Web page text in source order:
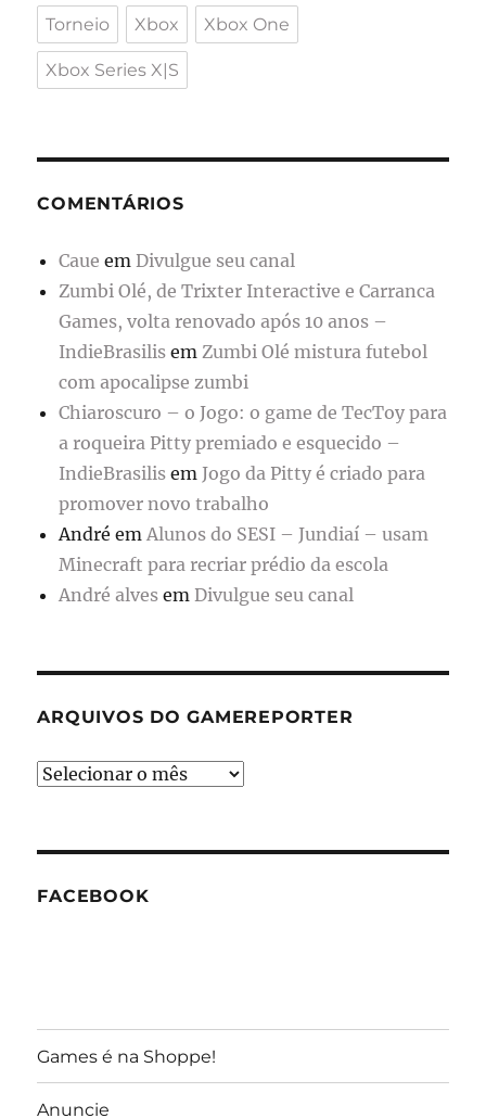
Torneio Xbox Xbox One
Xbox Series X|S
COMENTÁRIOS
Caue emDivulgue seu canal
Zumbi Olé, de Trixter Interactive e Carranca
Games, volta renovado após 10 anos –
IndieBrasilis emZumbi Olé mistura futebol
com apocalipse zumbi
Chiaroscuro – o Jogo: o game de TecToy para
a roqueira Pitty premiado e esquecido –
IndieBrasilis em Jogo da Pitty é criado para
promover novo trabalho
André emAlunos do SESI – Jundiaí – usam
Minecraft para recriar prédio da escola
André alves emDivulgue seu canal
ARQUIVOS DO GAMEREPORTER
Arquivos
FACEBOOK
Games é na Shoppe!
Anuncie